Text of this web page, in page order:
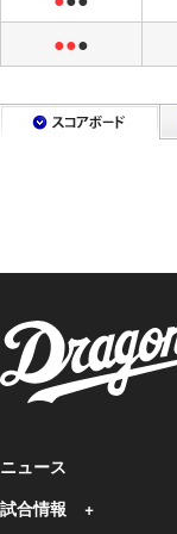
●●●
ニュース
試合情報